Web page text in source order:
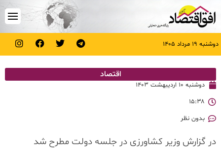
دوشنبه ۱۹ مرداد ۱۴۰۵
اقتصاد
دوشنبه ۱۰ اردیبهشت ۱۴۰۳
۱۵:۳۸
بدون نظر
در گزارش وزیر کشاورزی در جلسه دولت مطرح شد